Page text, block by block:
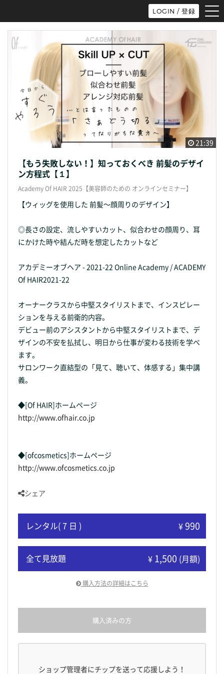
LOGIN / 登録
21:39
【もう失敗しない！】知っておくべき 前髪のデザイ
ン方程式【１】
Academy Of HAIR 2025【美容師のための オンラインセミナー】
【ウィッグを使用した 前髪〜顔周りのデザイン】
◎長さの設定、流しやすいカット、似合わせの顔周り、耳
にかけた時や結んだ時を想定したカットなど
アカデミーオブヘア - 2021-22 Online Academy / ACADEMY
Of HAIR2021-22
オーナークラスから中堅スタイリストまで、インスピレー
ションを与える前衛的内容。
デビュー前のアシスタントから中堅スタイリストまで、デ
ザインの不安を払拭し、明日から仕事が変わる技術を学べ
ます。
サロンワーク直結型の「見て、聴いて、体感する」集中講
義。
◆[Of HAIR]ホームページ
http://www.ofhair.co.jp
◆[ofcosmetics]ホームページ
http://www.ofcosmetics.co.jp
シェア
レンタル( 7 日 ) ¥990
全て見放題 ¥ 1,500 (月額)
購入方法の詳細はこちら
購入済みの方
ショップ管理者にチップを送って応援しよう！